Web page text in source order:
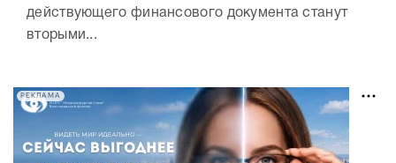
действующего финансового документа станут
вторыми...
РЕКЛАМА